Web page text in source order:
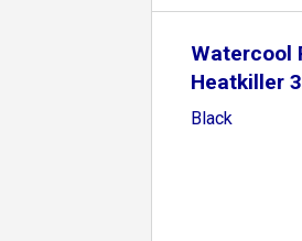
Watercool
Heatkiller
Black